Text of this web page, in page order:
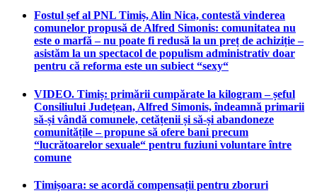
Fostul șef al PNL Timiș, Alin Nica, contestă vinderea
comunelor propusă de Alfred Simonis: comunitatea nu
este o marfă – nu poate fi redusă la un preț de achiziție –
asistăm la un spectacol de populism administrativ doar
pentru că reforma este un subiect “sexy“
VIDEO. Timiș: primării cumpărate la kilogram – șeful
Consiliului Județean, Alfred Simonis, îndeamnă primarii
să-și vândă comunele, cetățenii și să-și abandoneze
comunitățile – propune să ofere bani precum
“lucrătoarelor sexuale“ pentru fuziuni voluntare între
comune
Timișoara: se acordă compensații pentru zboruri